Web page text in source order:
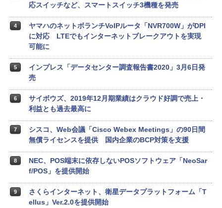
応スイッチなど、スマートスイッチ3機種を発売
4
ヤマハのネットボランチVoIPルータ「NVR700W」がDPI
に対応 LTEでもインターネットブレークアウトを実現
可能に
5
インプレス「データセンター調査報告書2020」3月6日発
売
6
サイボウズ、2019年12月期業績はクラウド好調で売上・
利益とも過去最高に
7
シスコ、Web会議「Cisco Webex Meetings」の90日間
無償ライセンスを提供 国内企業のBCP対策を支援
8
NEC、POS端末に依存しないPOSソフトウェア「NeoSar
f/POS」を提供開始
9
さくらインターネット、衛星データプラットフォーム「T
ellus」Ver.2.0を提供開始